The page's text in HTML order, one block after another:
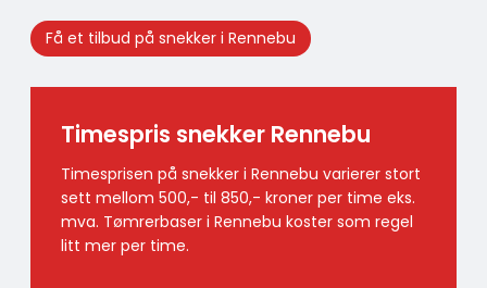
Få et tilbud på snekker i Rennebu
Timespris snekker Rennebu
Timesprisen på snekker i Rennebu varierer stort
sett mellom 500,- til 850,- kroner per time eks.
mva. Tømrerbaser i Rennebu koster som regel
litt mer per time.